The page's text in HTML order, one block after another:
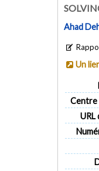
Ahad
Un
Centre
URL